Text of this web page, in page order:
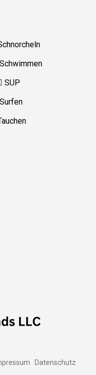
Schwimmen
SUP
Surfen
Datenschutz